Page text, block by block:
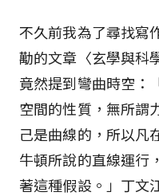
不久前我為了尋找寫
勱的文章〈玄學與
竟然提到彎曲時空：
空間的性質，無所謂
己是曲線的，所以凡
牛頓所說的直線運行
著這種假設。」丁文